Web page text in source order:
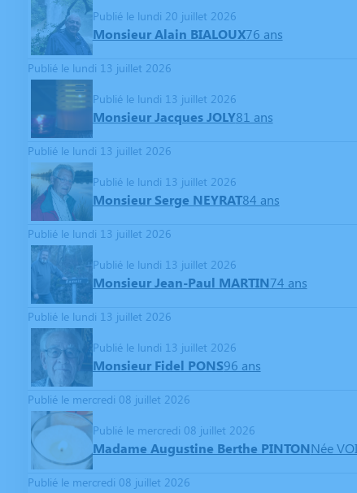
Publié le lundi 20 juillet 2026
Monsieur Alain BIALOUX76 ans
Publié le lundi 13 juillet 2026
Publié le lundi 13 juillet 2026
Monsieur Jacques JOLY81 ans
Publié le lundi 13 juillet 2026
Publié le lundi 13 juillet 2026
Monsieur Serge NEYRAT84 ans
Publié le lundi 13 juillet 2026
Publié le lundi 13 juillet 2026
Monsieur Jean-Paul MARTIN74 ans
Publié le lundi 13 juillet 2026
Publié le lundi 13 juillet 2026
Monsieur Fidel PONS96 ans
Publié le mercredi 08 juillet 2026
Publié le mercredi 08 juillet 2026
Madame Augustine Berthe PINTONNée
Publié le mercredi 08 juillet 2026